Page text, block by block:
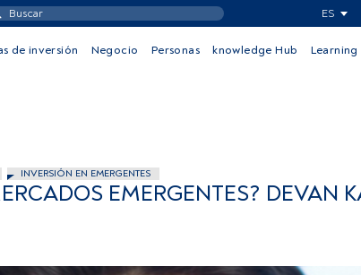
ES
de inversión Negocio Personas knowledge Hub Learning
INVERSIÓN EN EMERGENTES
EMERGENTES? DEVAN